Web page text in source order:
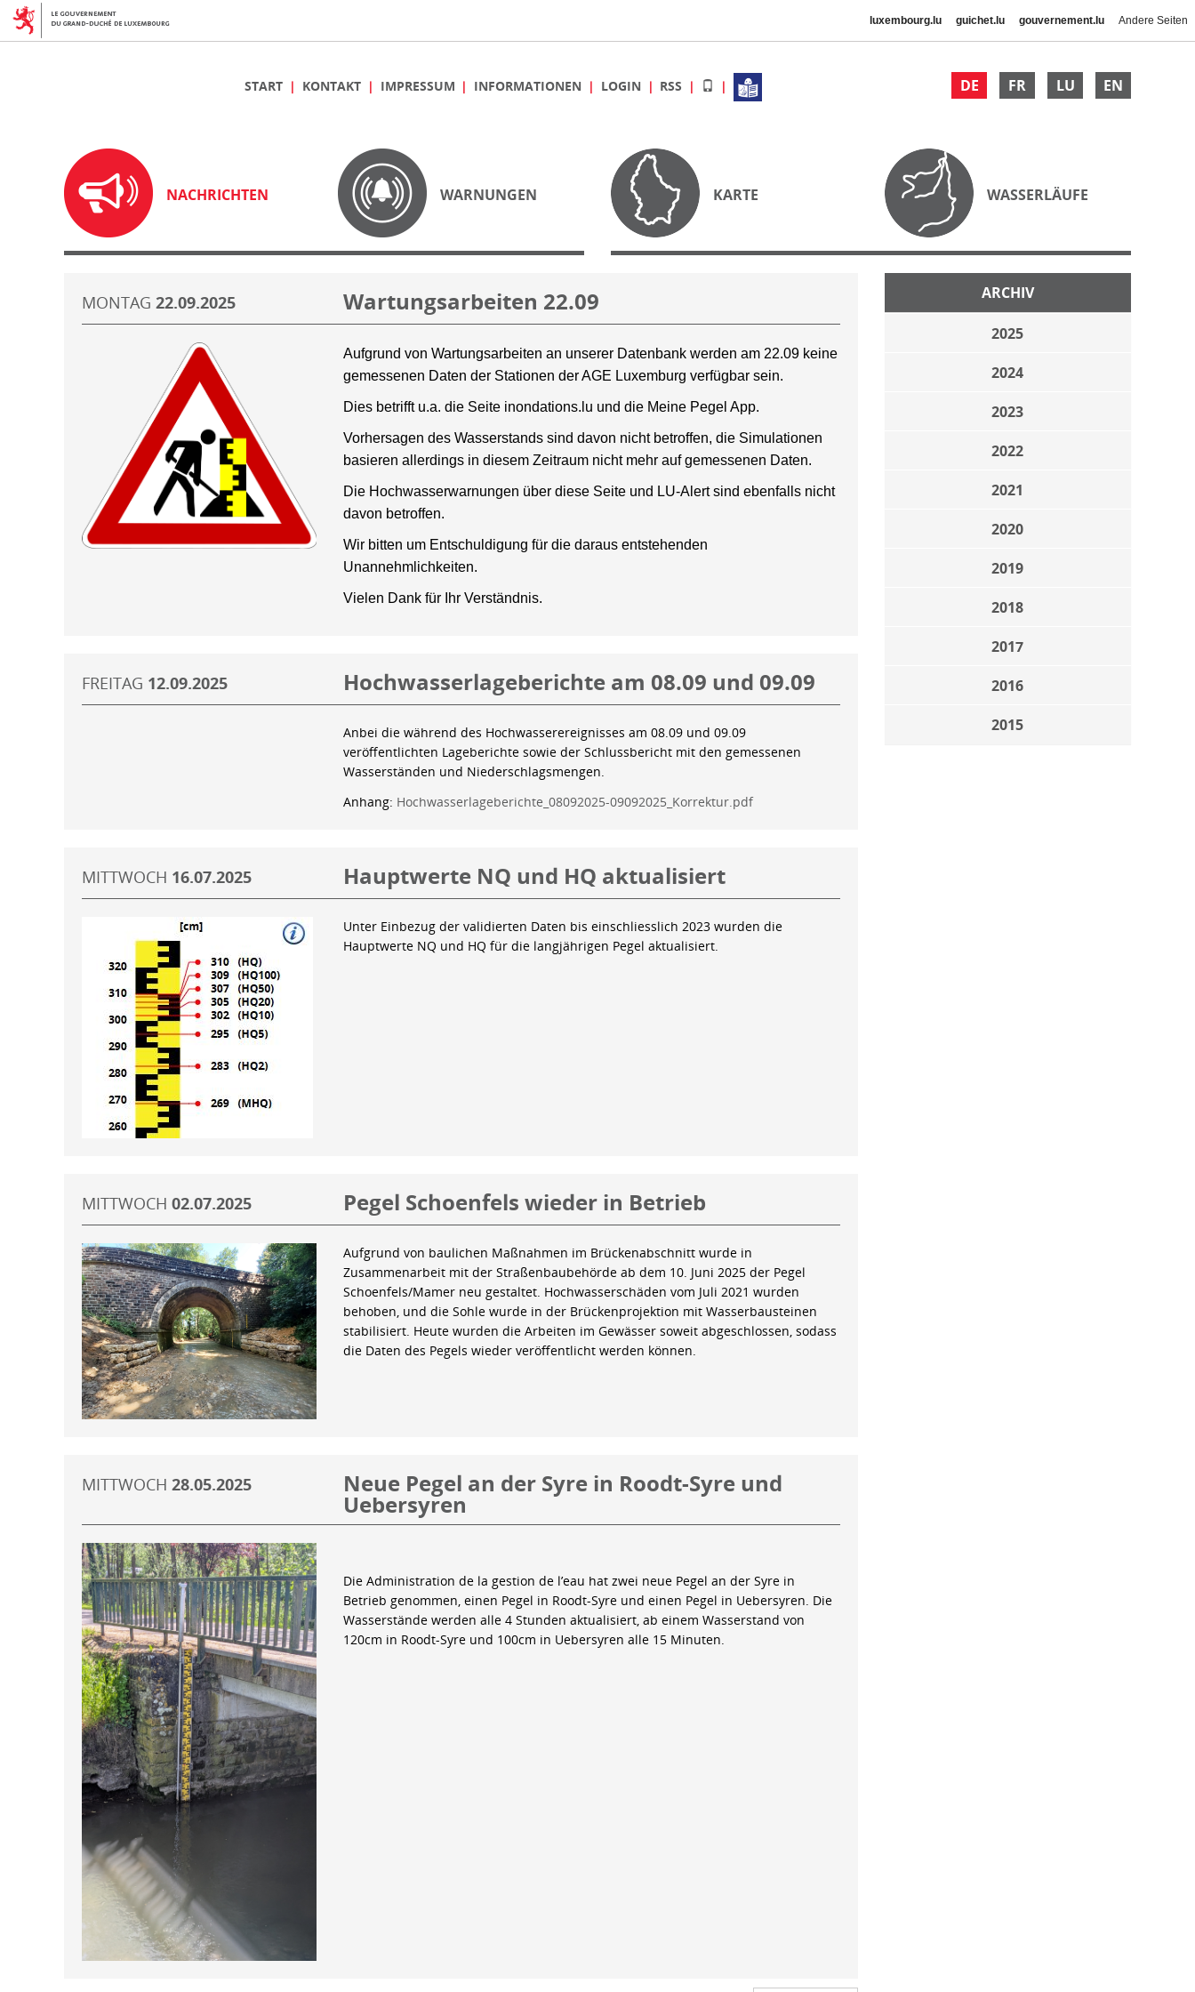
luxembourg.lu guichet.lu gouvernement.lu Andere Seiten
DE FR LU EN
START KONTAKT IMPRESSUM INFORMATIONEN LOGIN RSS
NACHRICHTEN WARNUNGEN KARTE WASSERLÄUFE
ARCHIV
2025
2024
2023
2022
2021
2020
2019
2018
2017
2016
2015
MONTAG 22.09.2025 Wartungsarbeiten 22.09
Aufgrund von Wartungsarbeiten an unserer Datenbank werden am 22.09 keine
gemessenen Daten der Stationen der AGE Luxemburg verfügbar sein.
Dies betrifft u.a. die Seite inondations.lu und die Meine Pegel App.
Vorhersagen des Wasserstands sind davon nicht betroffen, die Simulationen
basieren allerdings in diesem Zeitraum nicht mehr auf gemessenen Daten.
Die Hochwasserwarnungen über diese Seite und LU-Alert sind ebenfalls nicht
davon betroffen.
Wir bitten um Entschuldigung für die daraus entstehenden
Unannehmlichkeiten.
Vielen Dank für Ihr Verständnis.
FREITAG 12.09.2025 Hochwasserlageberichte am 08.09 und 09.09
Anbei die während des Hochwasserereignisses am 08.09 und 09.09
veröffentlichten Lageberichte sowie der Schlussbericht mit den gemessenen
Wasserständen und Niederschlagsmengen.
Anhang: Hochwasserlageberichte_08092025-09092025_Korrektur.pdf
MITTWOCH 16.07.2025 Hauptwerte NQ und HQ aktualisiert
Unter Einbezug der validierten Daten bis einschliesslich 2023 wurden die
Hauptwerte NQ und HQ für die langjährigen Pegel aktualisiert.
MITTWOCH 02.07.2025 Pegel Schoenfels wieder in Betrieb
Aufgrund von baulichen Maßnahmen im Brückenabschnitt wurde in
Zusammenarbeit mit der Straßenbaubehörde ab dem 10. Juni 2025 der Pegel
Schoenfels/Mamer neu gestaltet. Hochwasserschäden vom Juli 2021 wurden
behoben, und die Sohle wurde in der Brückenprojektion mit Wasserbausteinen
stabilisiert. Heute wurden die Arbeiten im Gewässer soweit abgeschlossen, sodass
die Daten des Pegels wieder veröffentlicht werden können.
MITTWOCH 28.05.2025 Neue Pegel an der Syre in Roodt-Syre und
Uebersyren
Die Administration de la gestion de l’eau hat zwei neue Pegel an der Syre in
Betrieb genommen, einen Pegel in Roodt-Syre und einen Pegel in Uebersyren. Die
Wasserstände werden alle 4 Stunden aktualisiert, ab einem Wasserstand von
120cm in Roodt-Syre und 100cm in Uebersyren alle 15 Minuten.